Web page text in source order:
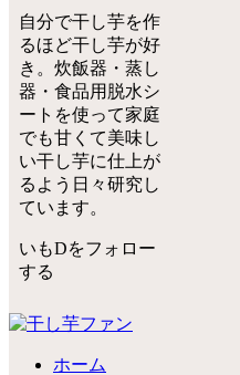
自分で干し芋を作
るほど干し芋が好
き。炊飯器・蒸し
器・食品用脱水シ
ートを使って家庭
でも甘くて美味し
い干し芋に仕上が
るよう日々研究し
ています。
いもDをフォロー
する
ホーム